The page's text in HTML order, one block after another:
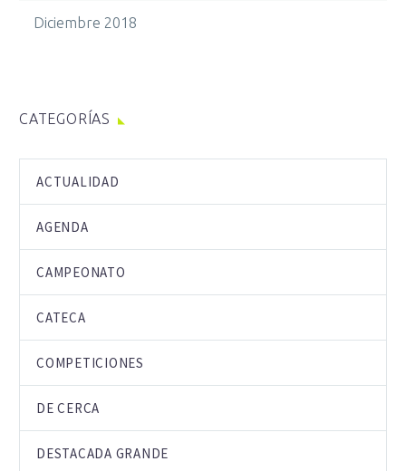
Diciembre 2018
CATEGORÍAS
ACTUALIDAD
AGENDA
CAMPEONATO
CATECA
COMPETICIONES
DE CERCA
DESTACADA GRANDE